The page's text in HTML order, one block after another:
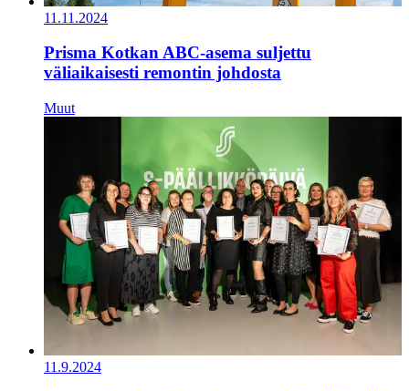
11.11.2024
Prisma Kotkan ABC-asema suljettu
väliaikaisesti remontin johdosta
Muut
11.9.2024